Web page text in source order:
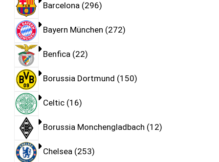
Barcelona 296
Bayern München 272
Benfica 22
Borussia Dortmund 150
Celtic 16
Borussia Monchengladbach 12
Chelsea 253